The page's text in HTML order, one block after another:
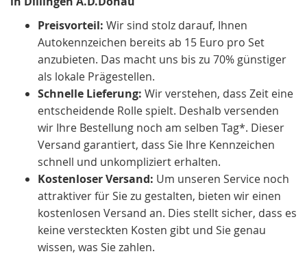
Preisvorteil: Wir sind stolz darauf, Ihnen
Autokennzeichen bereits ab 15 Euro pro Set
anzubieten. Das macht uns bis zu 70% günstiger
als lokale Prägestellen.
Schnelle Lieferung: Wir verstehen, dass Zeit eine
entscheidende Rolle spielt. Deshalb versenden
wir Ihre Bestellung noch am selben Tag*. Dieser
Versand garantiert, dass Sie Ihre Kennzeichen
schnell und unkompliziert erhalten.
Kostenloser Versand: Um unseren Service noch
attraktiver für Sie zu gestalten, bieten wir einen
kostenlosen Versand an. Dies stellt sicher, dass es
keine versteckten Kosten gibt und Sie genau
wissen, was Sie zahlen.